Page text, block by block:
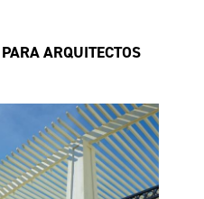
PARA ARQUITECTOS